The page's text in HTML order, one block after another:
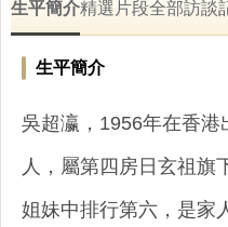
生平簡介精選片段全部訪談
生平簡介
吳超瀛，1956年在香
人，屬第四房日玄祖旗
姐妹中排行第六，是家